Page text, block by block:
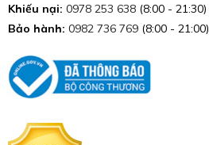
Khiếu nại: 0978 253 638 (8:00 - 21:30)
Bảo hành: 0982 736 769 (8:00 - 21:00)